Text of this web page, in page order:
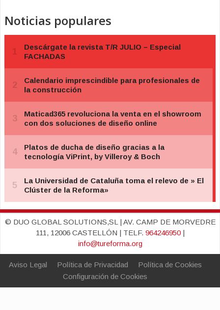
Noticias populares
© DUO GLOBAL SOLUTIONS,SL | AV. CAMP DE MORVEDRE
111, 12006 CASTELLÓN | TELF. 964246950|
info@tureforma.org
Aviso Legal Política de Privacidad
Política de Cookies
Configuración de Cookies